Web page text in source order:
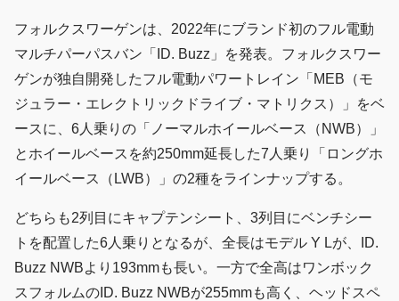
フォルクスワーゲンは、2022年にブランド初のフル電動
マルチパーパスバン「ID. Buzz」を発表。フォルクスワー
ゲンが独自開発したフル電動パワートレイン「MEB（モ
ジュラー・エレクトリックドライブ・マトリクス）」をベ
ースに、6人乗りの「ノーマルホイールベース（NWB）」
とホイールベースを約250mm延長した7人乗り「ロングホ
イールベース（LWB）」の2種をラインナップする。
どちらも2列目にキャプテンシート、3列目にベンチシー
トを配置した6人乗りとなるが、全長はモデル Y Lが、ID.
Buzz NWBより193mmも長い。一方で全高はワンボック
スフォルムのID. Buzz NWBが255mmも高く、ヘッドスペ